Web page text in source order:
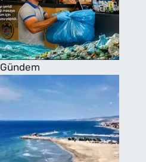
Gündem